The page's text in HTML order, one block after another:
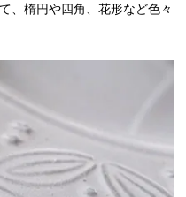
、楕円や四角、花形など色々